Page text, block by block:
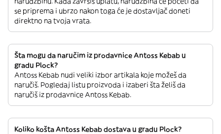
se priprema i ubrzo nakon toga će je dostavljač doneti
direktno na tvoja vrata.
Šta mogu da naručim iz prodavnice Antoss Kebab u
gradu Plock?
Antoss Kebab nudi veliki izbor artikala koje možeš da
naručiš. Pogledaj listu proizvoda i izaberi šta želiš da
naručiš iz prodavnice Antoss Kebab.
Koliko košta Antoss Kebab dostava u gradu Plock?